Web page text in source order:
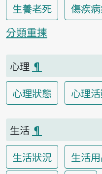
生養老死
傷疾
分類重揀
心理 ¶
心理狀態
心理
生活 ¶
生活狀況
生活